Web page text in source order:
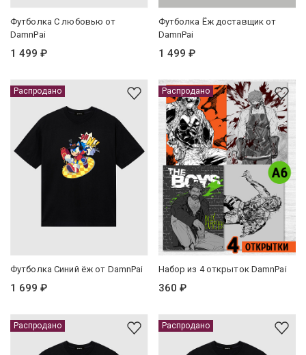
Футболка С любовью от
DamnPai
1 499 ₽
Футболка Ёж доставщик от
DamnPai
1 499 ₽
Распродано
Футболка Синий ёж от DamnPai
1 699 ₽
Распродано
Набор из 4 открыток DamnPai
360 ₽
Распродано Распродано